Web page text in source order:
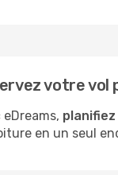
votre vol
en un seul